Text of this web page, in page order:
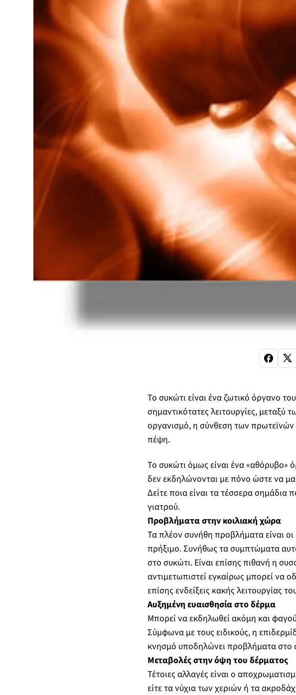
Το συκώτι είναι ένα ζωτικό όργανο
σημαντικότατες λειτουργίες,
οργανισμό, η σύνθεση των
πέψη.
Το συκώτι όμως είναι ένα «αθόρυβο»
δεν εκδηλώνονται με πόνο ώστε να
Δείτε ποια είναι τα τέσσερα
γιατρού.
Προβλήματα στην κοιλιακή χώρα
Τα πλέον συνήθη προβλήματα είναι οι
πρήξιμο. Συνήθως τα συμπτώματα
στο συκώτι. Είναι επίσης πιθανή η
αντιμετωπιστεί εγκαίρως μπορεί να
επίσης ενδείξεις κακής λειτουργίας
Αυξημένη ευαισθησία στο δέρμα
Μπορεί να εκδηλωθεί ακόμη και
Σύμφωνα με τους ειδικούς, η
κνησμό υποδηλώνει προβλήματα στο
Μεταβολές στην όψη του δέρματος
Τέτοιες αλλαγές είναι ο
είτε τα νύχια των χεριών ή τα